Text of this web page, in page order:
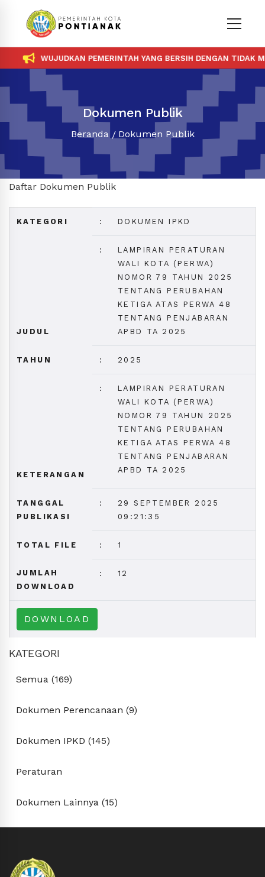
WUJUDKAN PEMERINTAH YANG BERSIH DENGAN TIDAK
Dokumen Publik
Beranda Dokumen Publik
Daftar Dokumen Publik
KATEGORI : DOKUMEN IPKD
JUDUL
:
LAMPIRAN PERATURAN
WALI KOTA (PERWA)
NOMOR 79 TAHUN 2025
TENTANG PERUBAHAN
KETIGA ATAS PERWA 48
TENTANG PENJABARAN
APBD TA 2025
TAHUN : 2025
KETERANGAN
:
LAMPIRAN PERATURAN
WALI KOTA (PERWA)
NOMOR 79 TAHUN 2025
TENTANG PERUBAHAN
KETIGA ATAS PERWA 48
TENTANG PENJABARAN
APBD TA 2025
TANGGAL
PUBLIKASI
:
29 SEPTEMBER 2025
09:21:35
TOTAL FILE : 1
JUMLAH
DOWNLOAD
: 12
DOWNLOAD
KATEGORI
Semua (169)
Dokumen Perencanaan (9)
Dokumen IPKD (145)
Peraturan
Dokumen Lainnya (15)